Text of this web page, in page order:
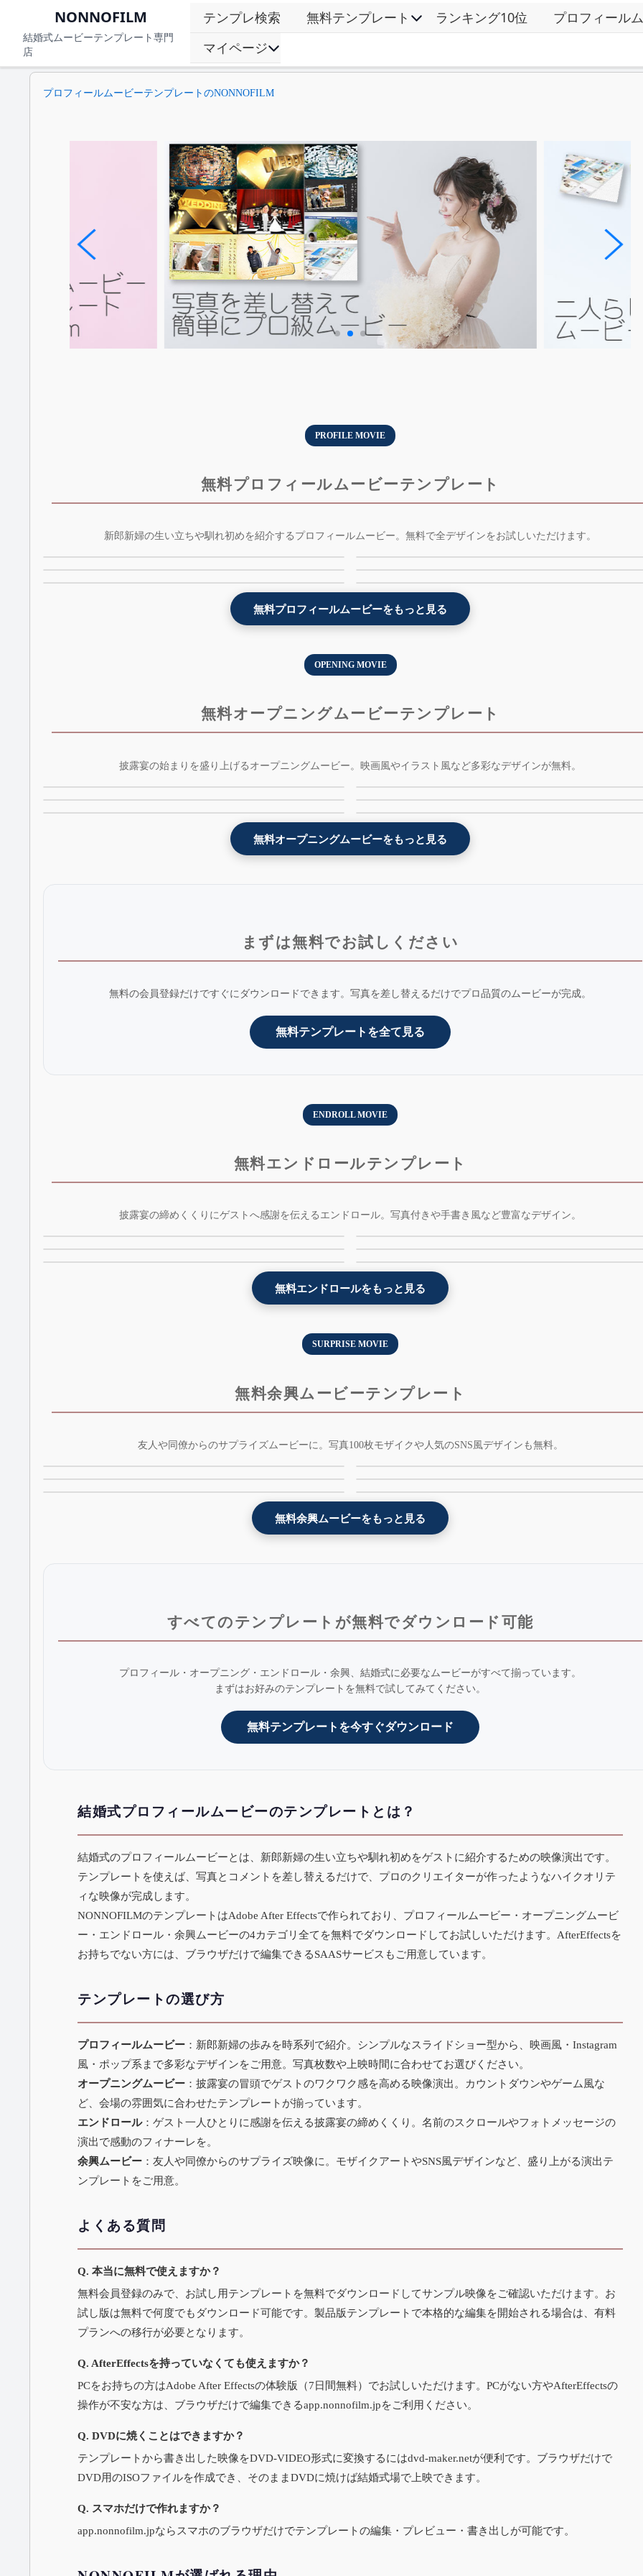
NONNOFILM
結婚式ムービーテンプレート専門
店
テンプレ検索 無料テンプレート ランキング10位
プロフィール
マイページ
プロフィールムービーテンプレートのNONNOFILM
PROFILE MOVIE
無料プロフィールムービーテンプレート
新郎新婦の生い立ちや馴れ初めを紹介するプロフィールムービー。無料で全デザインをお試しいただけます。
weddingflix - 無料版
weddingram - AE版 - 無料版
Youtube風プロフィールムービーテンプレート -
モザイク画と3Dプロフィールムービーテンプレー
6位
無料プロフィールムービーをもっと見る
OPENING MOVIE
無料オープニングムービーテンプレート
披露宴の始まりを盛り上げるオープニングムービー。映画風やイラスト風など多彩なデザインが無料。
weddingram - AE版 - 無料版
weddingerion - 無料版
映画予告編風オープニングムービーテンプレート -
ダンスイラストオープニングムービーテンプレート
無料オープニングムービーをもっと見る
まずは無料でお試しください
無料の会員登録だけですぐにダウンロードできます。写真を差し替えるだけでプロ品質のムービーが完成。
無料テンプレートを全て見る
ENDROLL MOVIE
無料エンドロールテンプレート
披露宴の締めくくりにゲストへ感謝を伝えるエンドロール。写真付きや手書き風など豊富なデザイン。
lantern - AE版 - 無料版
weddingram - AE版 - 無料版
黒板風エンドロールムービーテンプレート -
kokuban - 無料版 - AE版
光の粒エンドロールムービーテンプレート -
lightdots - 無料版 - AE版
- AE版 - 無料版
- 無料版 - AE版
無料エンドロールをもっと見る
SURPRISE MOVIE
無料余興ムービーテンプレート
友人や同僚からのサプライズムービーに。写真100枚モザイクや人気のSNS風デザインも無料。
3dbluesky - AE版 - 無料版
レート - 3dfireworks - AE版 - 無料版
余興お祝いムービー[光のランタン] - lantern - AE版
花 - プレゼント余興ムービーテンプレート - flower -
無料余興ムービーをもっと見る
すべてのテンプレートが無料でダウンロード可能
プロフィール・オープニング・エンドロール・余興、結婚式に必要なムービーがすべて揃っています。
まずはお好みのテンプレートを無料で試してみてください。
無料テンプレートを今すぐダウンロード
結婚式プロフィールムービーのテンプレートとは？
結婚式のプロフィールムービーとは、新郎新婦の生い立ちや馴れ初めをゲストに紹介するための映像演出です。
テンプレートを使えば、写真とコメントを差し替えるだけで、プロのクリエイターが作ったようなハイクオリテ
ィな映像が完成します。
NONNOFILMのテンプレートはAdobe After Effectsで作られており、プロフィールムービー・オープニングムービ
ー・エンドロール・余興ムービーの4カテゴリ全てを無料でダウンロードしてお試しいただけます。AfterEffectsを
お持ちでない方には、ブラウザだけで編集できるSAASサービス もご用意しています。
テンプレートの選び方
プロフィールムービー ：新郎新婦の歩みを時系列で紹介。シンプルなスライドショー型から、映画風・Instagram
風・ポップ系まで多彩なデザインをご用意。写真枚数や上映時間に合わせてお選びください。
オープニングムービー ：披露宴の冒頭でゲストのワクワク感を高める映像演出。カウントダウンやゲーム風な
ど、会場の雰囲気に合わせたテンプレートが揃っています。
エンドロール：ゲスト一人ひとりに感謝を伝える披露宴の締めくくり。名前のスクロールやフォトメッセージの
演出で感動のフィナーレを。
余興ムービー ：友人や同僚からのサプライズ映像に。モザイクアートやSNS風デザインなど、盛り上がる演出テ
ンプレートをご用意。
よくある質問
Q. 本当に無料で使えますか？
無料会員登録のみで、お試し用テンプレートを無料でダウンロードしてサンプル映像をご確認いただけます。お
試し版は無料で何度でもダウンロード可能です。製品版テンプレートで本格的な編集を開始される場合は、有料
プランへの移行が必要となります。
Q. AfterEffectsを持っていなくても使えますか？
PCをお持ちの方はAdobe After Effectsの体験版（7日間無料）でお試しいただけます。PCがない方やAfterEffectsの
操作が不安な方は、ブラウザだけで編集できるapp.nonnofilm.jpをご利用ください。
Q. DVDに焼くことはできますか？
テンプレートから書き出した映像をDVD-VIDEO形式に変換するにはdvd-maker.netが便利です。ブラウザだけで
DVD用のISOファイルを作成でき、そのままDVDに焼けば結婚式場で上映できます。
Q. スマホだけで作れますか？
app.nonnofilm.jpならスマホのブラウザだけでテンプレートの編集・プレビュー・書き出しが可能です。